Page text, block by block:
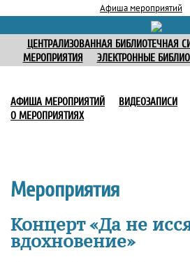
Афиша мероприятий
ЦЕНТРАЛИЗОВАННАЯ БИБЛИОТЕЧНАЯ
МЕРОПРИЯТИЯ
ЭЛЕКТРОННЫЕ
АФИША МЕРОПРИЯТИЙ ВИДЕОЗАПИСИ
О МЕРОПРИЯТИЯХ
Мероприятия
Концерт «Да не
вдохновение»